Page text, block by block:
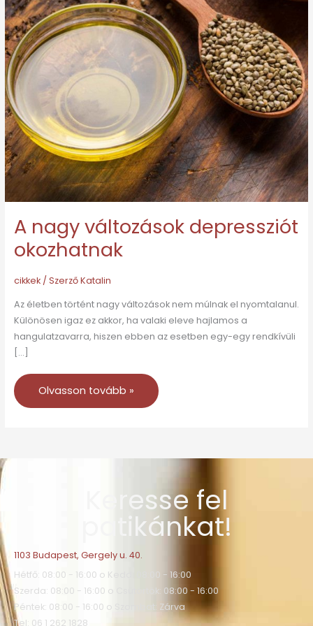
A nagy változások depressziót
okozhatnak
cikkek/ SzerzőKatalin
Az életben történt nagy változások nem múlnak el nyomtalanul.
Különösen igaz ez akkor, ha valaki eleve hajlamos a
hangulatzavarra, hiszen ebben az esetben egy-egy rendkívüli
[…]
Olvasson tovább »
Keresse fel
patikánkat!
1103 Budapest, Gergely u. 40.
Hétfő: 08:00 - 16:00 o Kedd: 08:00 - 16:00
Szerda: 08:00 - 16:00 o Csütörtök: 08:00 - 16:00
Péntek: 08:00 - 16:00 o Szombat: Zárva
Tel: 06 1 262 1828